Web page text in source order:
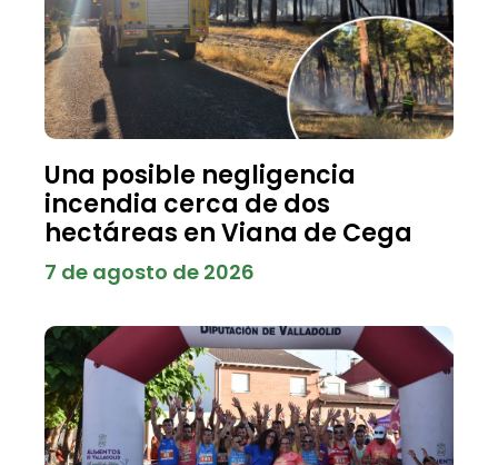
Una posible negligencia
incendia cerca de dos
hectáreas en Viana de Cega
7 de agosto de 2026